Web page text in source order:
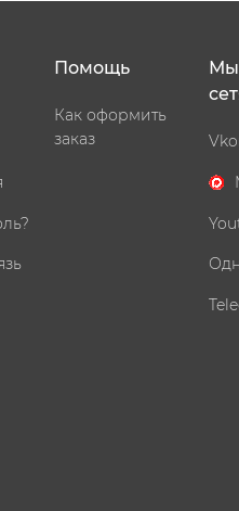
Помощь
Как оформить
заказ
Мы